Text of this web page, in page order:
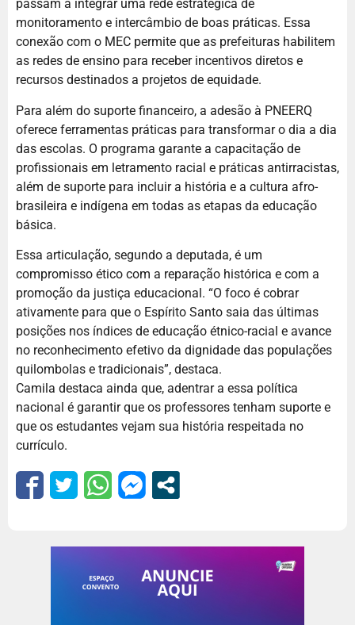
passam a integrar uma rede estratégica de
monitoramento e intercâmbio de boas práticas. Essa
conexão com o MEC permite que as prefeituras habilitem
as redes de ensino para receber incentivos diretos e
recursos destinados a projetos de equidade.
Para além do suporte financeiro, a adesão à PNEERQ
oferece ferramentas práticas para transformar o dia a dia
das escolas. O programa garante a capacitação de
profissionais em letramento racial e práticas antirracistas,
além de suporte para incluir a história e a cultura afro-
brasileira e indígena em todas as etapas da educação
básica.
Essa articulação, segundo a deputada, é um
compromisso ético com a reparação histórica e com a
promoção da justiça educacional. “O foco é cobrar
ativamente para que o Espírito Santo saia das últimas
posições nos índices de educação étnico-racial e avance
no reconhecimento efetivo da dignidade das populações
quilombolas e tradicionais”, destaca.
Camila destaca ainda que, adentrar a essa política
nacional é garantir que os professores tenham suporte e
que os estudantes vejam sua história respeitada no
currículo.